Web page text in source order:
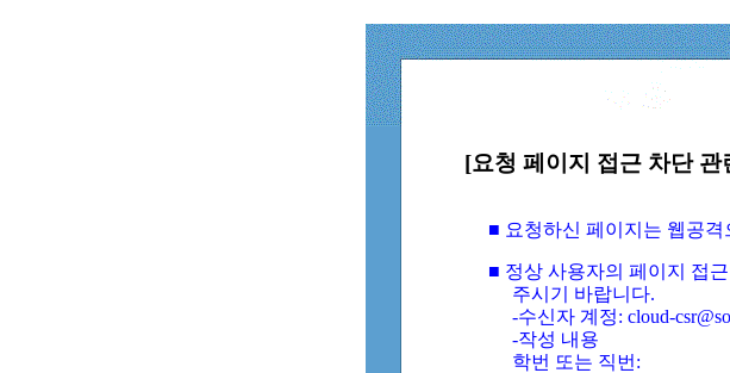
[요청 페이지 접근 차단 관
■ 요청하신 페이지는 웹공
■ 정상 사용자의 페이지 접
주시기 바랍니다.
-수신자 계정: cloud-
-작성 내용
학번 또는 직번: